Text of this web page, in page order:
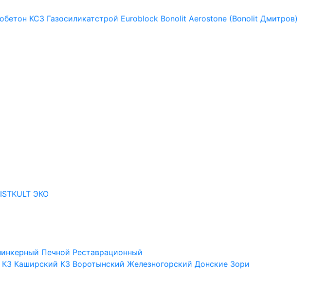
КСЗ Газосиликатстрой Euroblock Bonolit Aerostone (Bonolit Дмитров)
ISTKULT ЭКО
Печной Реставрационный
КЗ Каширский КЗ Воротынский Железногорский Донские Зори